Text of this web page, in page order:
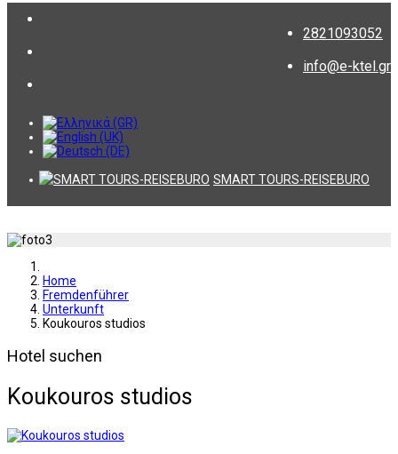
2821093052
info@e-ktel.gr
SMART TOURS-REISEBURO
Home
Fremdenführer
Unterkunft
Koukouros studios
Hotel suchen
Koukouros studios